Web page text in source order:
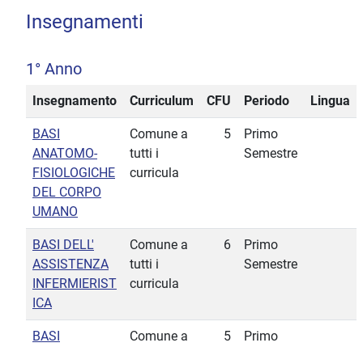
Insegnamenti
1° Anno
Insegnamento Curriculum CFU Periodo Lingua
BASI
ANATOMO-
FISIOLOGICHE
DEL CORPO
UMANO
Comune a
tutti i
curricula
5
Primo
Semestre
BASI DELL'
ASSISTENZA
INFERMIERIST
ICA
Comune a
tutti i
curricula
6
Primo
Semestre
BASI
Comune a
5
Primo